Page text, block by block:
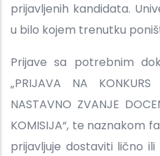
prijavljenih kandidata.
u bilo kojem trenutku
Prijave sa potrebnim
„PRIJAVA NA
NASTAVNO ZVANJE
KOMISIJA“, te naznakom
prijavljuje dostaviti lično